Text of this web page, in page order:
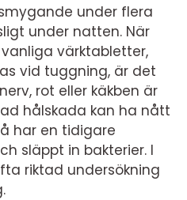
under flera
under natten. När
värktabletter,
vid tuggning, är det
rot eller käkben är
hålskada kan ha nått
har en tidigare
släppt in bakterier. I
riktad undersökning